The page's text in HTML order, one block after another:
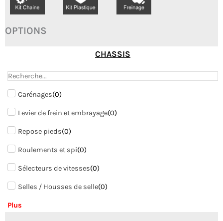
OPTIONS
CHASSIS
Carénages(0)
Levier de frein et embrayage(0)
Repose pieds(0)
Roulements et spi(0)
Sélecteurs de vitesses(0)
Selles / Housses de selle(0)
Plus